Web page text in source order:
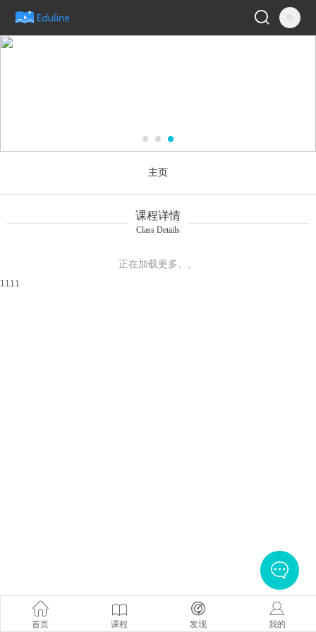
主页
课程详情
Class Details
正在加载更多。。
首页 课程 发现 我的
1111